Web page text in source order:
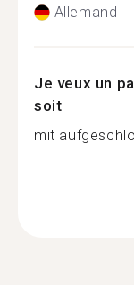
Allemand
Je veux un
soit
mit